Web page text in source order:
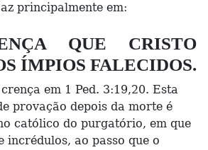
principalmente em:
QUE CRISTO
ÍMPIOS FALECIDOS.
em 1 Ped. 3:19,20. Esta
provação depois da morte é
católico do purgatório, em que
incrédulos, ao passo que o